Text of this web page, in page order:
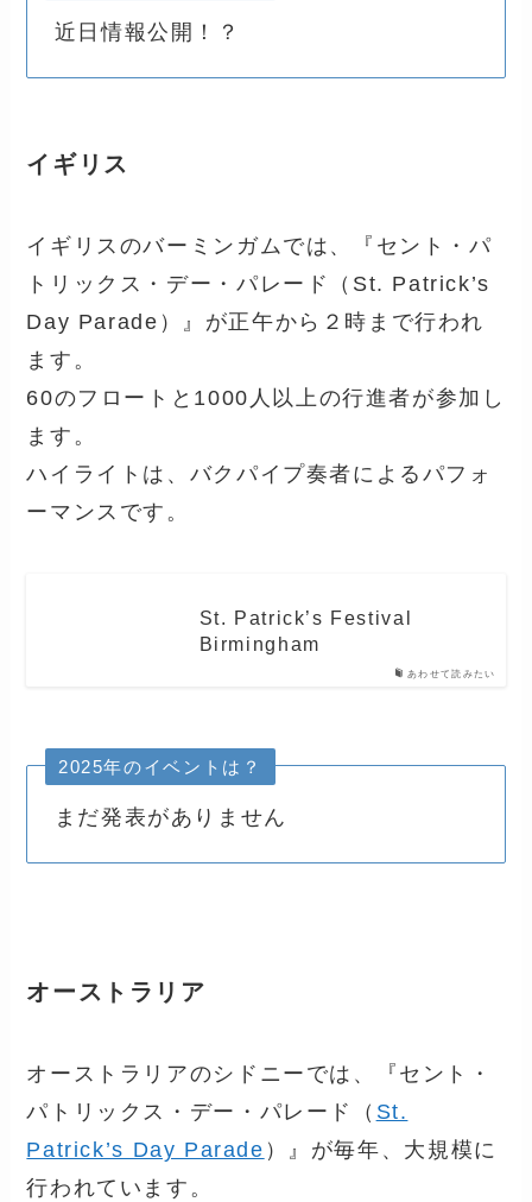
近日情報公開！？
イギリス
イギリスのバーミンガムでは、『セント・パ
トリックス・デー・パレード（St. Patrick’s
Day Parade）』が正午から２時まで行われ
ます。
60のフロートと1000人以上の行進者が参加し
ます。
ハイライトは、バクパイプ奏者によるパフォ
ーマンスです。
あわせて読みたい
St. Patrick’s Festival
Birmingham
2025年のイベントは？
まだ発表がありません
オーストラリア
オーストラリアのシドニーでは、『セント・
パトリックス・デー・パレード（ St.
Patrick’s Day Parade ）』が毎年、大規模に
行われています。